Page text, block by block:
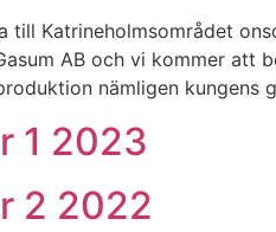
till Katrineholmsområdet
AB och vi kommer att
nämligen kungens
1 2023
2 2022